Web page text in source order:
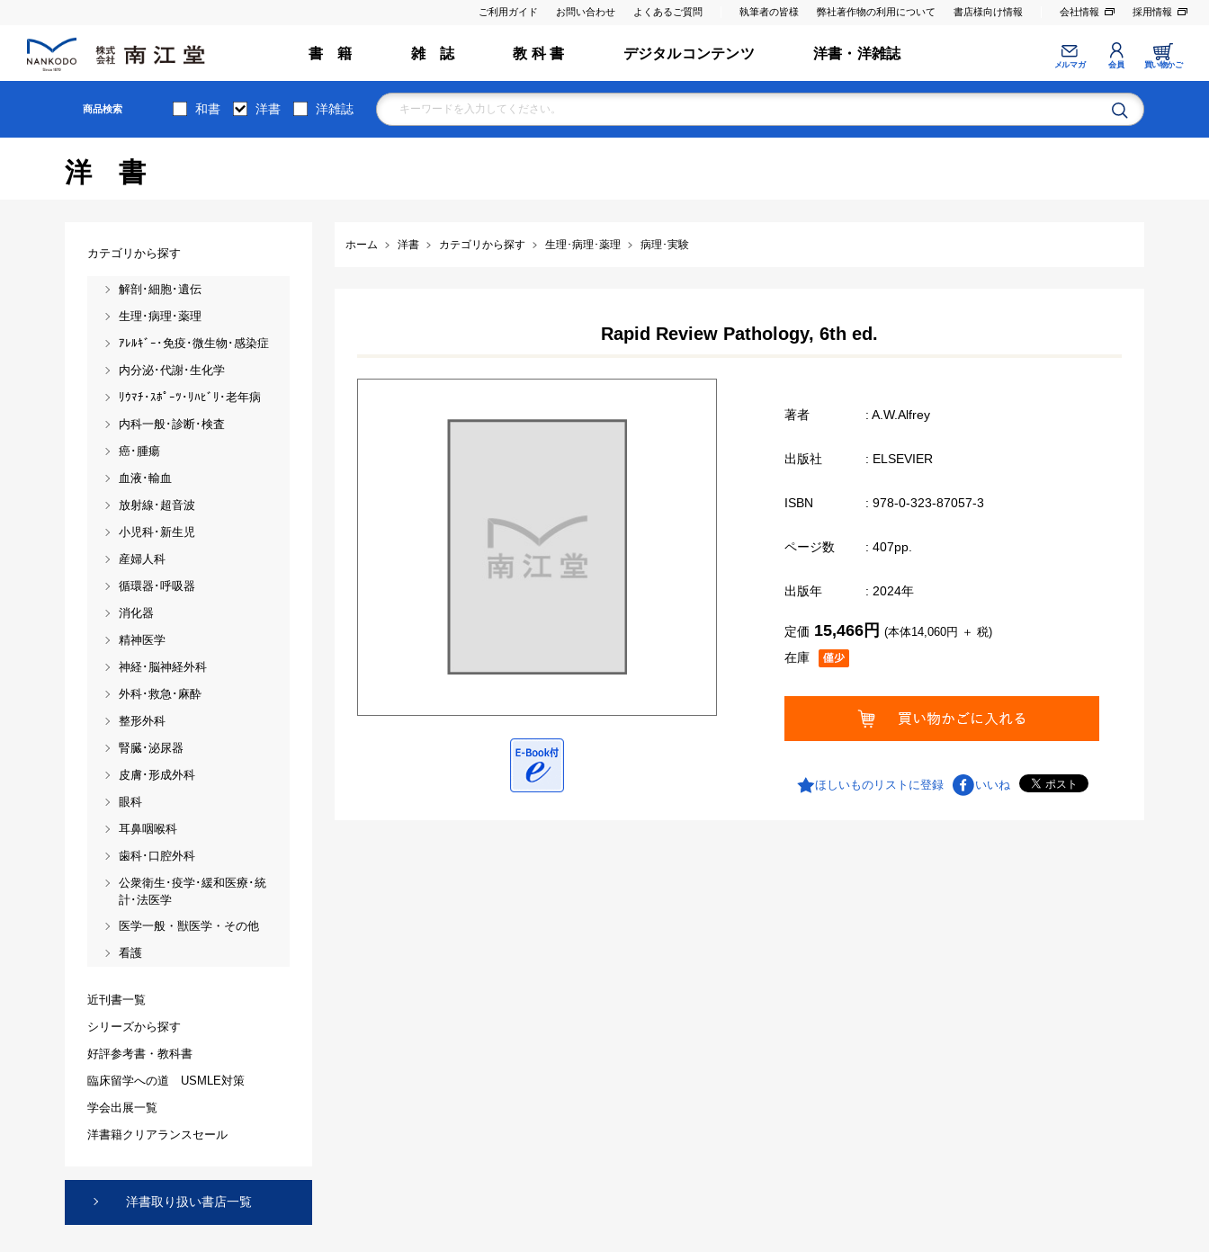
ご利用ガイド お問い合わせ よくあるご質問 執筆者の皆様 弊社著作物の利用について 書店様向け情報 会社情報 採用情報
書 籍 雑 誌 教 科 書 デジタルコンテンツ 洋書・洋雑誌
メルマガ 会員 買い物かご
商品検索 和書 洋書 洋雑誌
洋書
ホーム 洋書 カテゴリから探す 生理･病理･薬理 病理･実験
Rapid Review Pathology, 6th ed.
著者 : A.W.Alfrey
出版社 : ELSEVIER
ISBN : 978-0-323-87057-3
ページ数 : 407pp.
出版年 : 2024年
在庫
定価 15,466円 (本体14,060円 ＋ 税)
ほしいものリストに登録 いいね
カテゴリから探す
解剖･細胞･遺伝
生理･病理･薬理
ｱﾚﾙｷﾞｰ･免疫･微生物･感染症
内分泌･代謝･生化学
ﾘｳﾏﾁ･ｽﾎﾟｰﾂ･ﾘﾊﾋﾞﾘ･老年病
内科一般･診断･検査
癌･腫瘍
血液･輸血
放射線･超音波
小児科･新生児
産婦人科
循環器･呼吸器
消化器
精神医学
神経･脳神経外科
外科･救急･麻酔
整形外科
腎臓･泌尿器
皮膚･形成外科
眼科
耳鼻咽喉科
歯科･口腔外科
公衆衛生･疫学･緩和医療･統
計･法医学
医学一般・獣医学・その他
看護
近刊書一覧
シリーズから探す
好評参考書・教科書
臨床留学への道 USMLE対策
学会出展一覧
洋書籍クリアランスセール
洋書取り扱い書店一覧